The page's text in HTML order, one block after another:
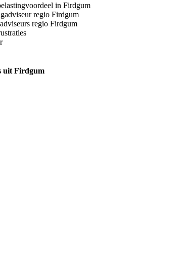
in Firdgum
regio Firdgum
regio Firdgum
uit Firdgum